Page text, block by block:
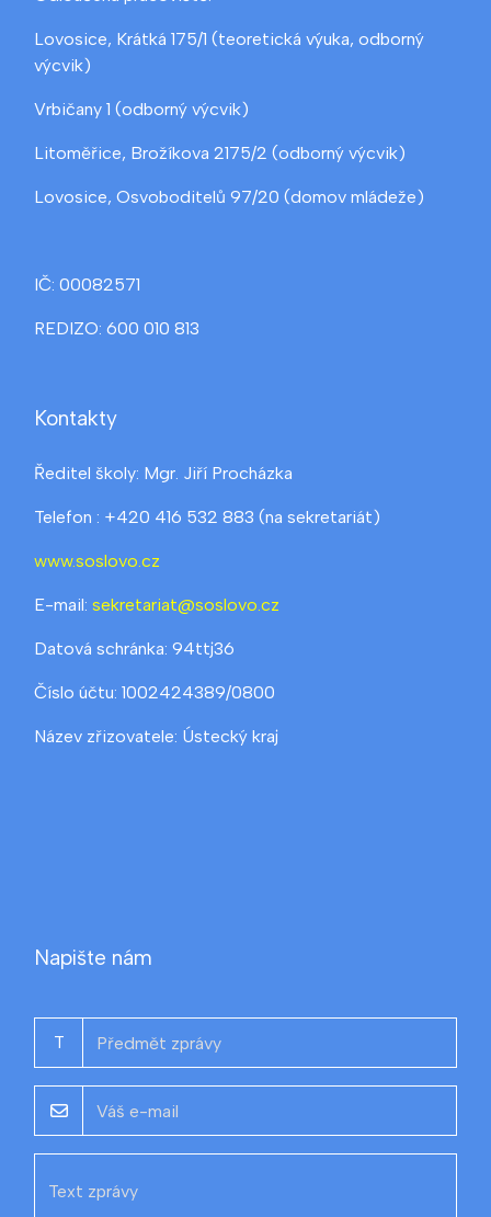
Lovosice, Krátká 175/1 (teoretická výuka, odborný
výcvik)
Vrbičany 1 (odborný výcvik)
Litoměřice, Brožíkova 2175/2 (odborný výcvik)
Lovosice, Osvoboditelů 97/20 (domov mládeže)
IČ: 00082571
REDIZO: 600 010 813
Kontakty
Ředitel školy: Mgr. Jiří Procházka
Telefon : +420 416 532 883 (na sekretariát)
www.soslovo.cz
E-mail: sekretariat@soslovo.cz
Datová schránka: 94ttj36
Číslo účtu: 1002424389/0800
Název zřizovatele: Ústecký kraj
Napište nám
T